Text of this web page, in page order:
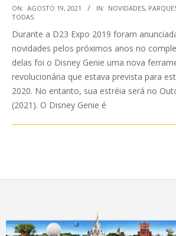
2021-
08-
19
ON: AGOSTO 19, 2021 IN: NOVIDADES,
TODAS
Durante a D23 Expo 2019 foram
novidades pelos próximos anos no
delas foi o Disney Genie uma nova
revolucionária que estava prevista para
2020. No entanto, sua estréia será no
(2021). O Disney Genie é